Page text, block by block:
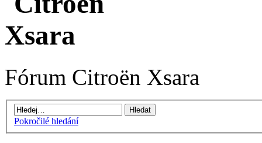
Fórum Citroën Xsara
Pokročilé hledání